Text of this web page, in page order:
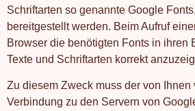
Schriftarten so genannte Google
bereitgestellt werden. Beim Aufruf
Browser die benötigten Fonts in ihren
Texte und Schriftarten korrekt
Zu diesem Zweck muss der von
Verbindung zu den Servern von